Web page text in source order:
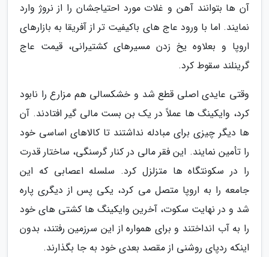
آن ها بتوانند آهن و غلات مورد احتیاجشان را از نروژ وارد
نمایند. اما با ورود عاج های باکیفیت تر از آفریقا به بازارهای
اروپا و بعلاوه یخ زدن مسیرهای کشتیرانی، قیمت عاج
گرینلند سقوط کرد.
وقتی عایدی اصلی قطع شد و خشکسالی هم مزارع را نابود
کرد، وایکینگ ها عملاً در یک بن بست مالی گیر افتادند. آن
ها دیگر چیزی برای مبادله نداشتند تا کالاهای اساسی خود
را تأمین نمایند. این فقر مالی در کنار گرسنگی، ساختار قدرت
را در سکونتگاه ها متزلزل کرد. سلسله اعصابی که این
جامعه را به اروپا متصل می کرد، یکی پس از دیگری پاره
شد و در نهایت سکوت، آخرین وایکینگ ها کشتی های خود
را به آب انداختند و برای همواره از این سرزمین رفتند، بدون
اینکه ردپای روشنی از مقصد بعدی خود به جا بگذارند.